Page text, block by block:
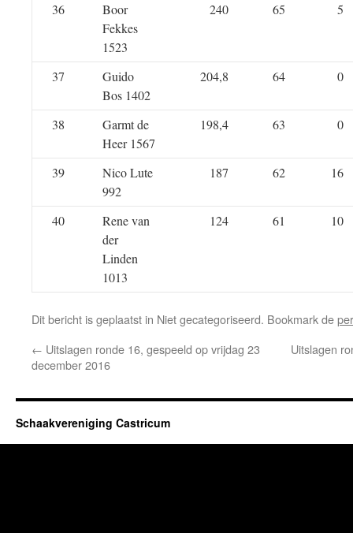
36
Boor
Fekkes
1523
240 65 5
37
Guido
Bos 1402
204,8 64 0
38
Garmt de
Heer 1567
198,4 63 0
39
Nico Lute
992
187 62 16
40
Rene van
der
Linden
1013
124 61 10
Dit bericht is geplaatst in Niet gecategoriseerd. Bookmark de
← Uitslagen ronde 16, gespeeld op vrijdag 23
december 2016
Uitslagen
Schaakvereniging Castricum